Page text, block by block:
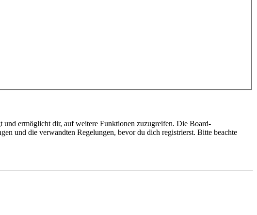
ermöglicht dir, auf weitere Funktionen zuzugreifen. Die Board-
und die verwandten Regelungen, bevor du dich registrierst. Bitte beachte